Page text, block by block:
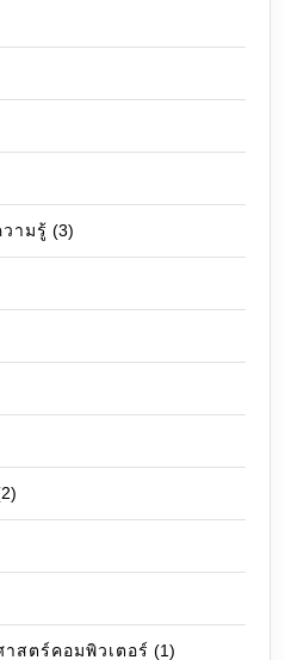
ามรู้ (3)
สตร์คอมพิวเตอร์ (1)